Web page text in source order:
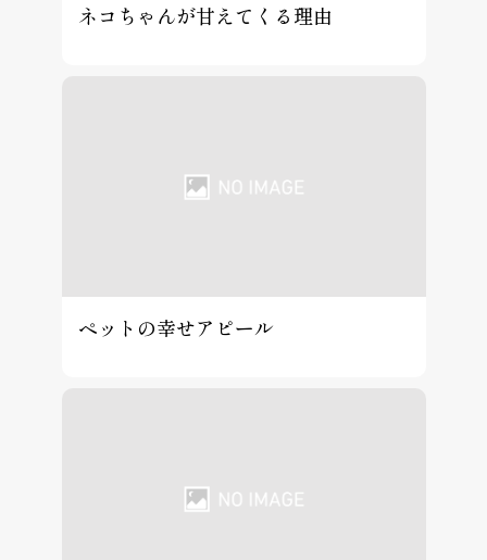
ネコちゃんが甘えてくる理由
ペットの幸せアピール